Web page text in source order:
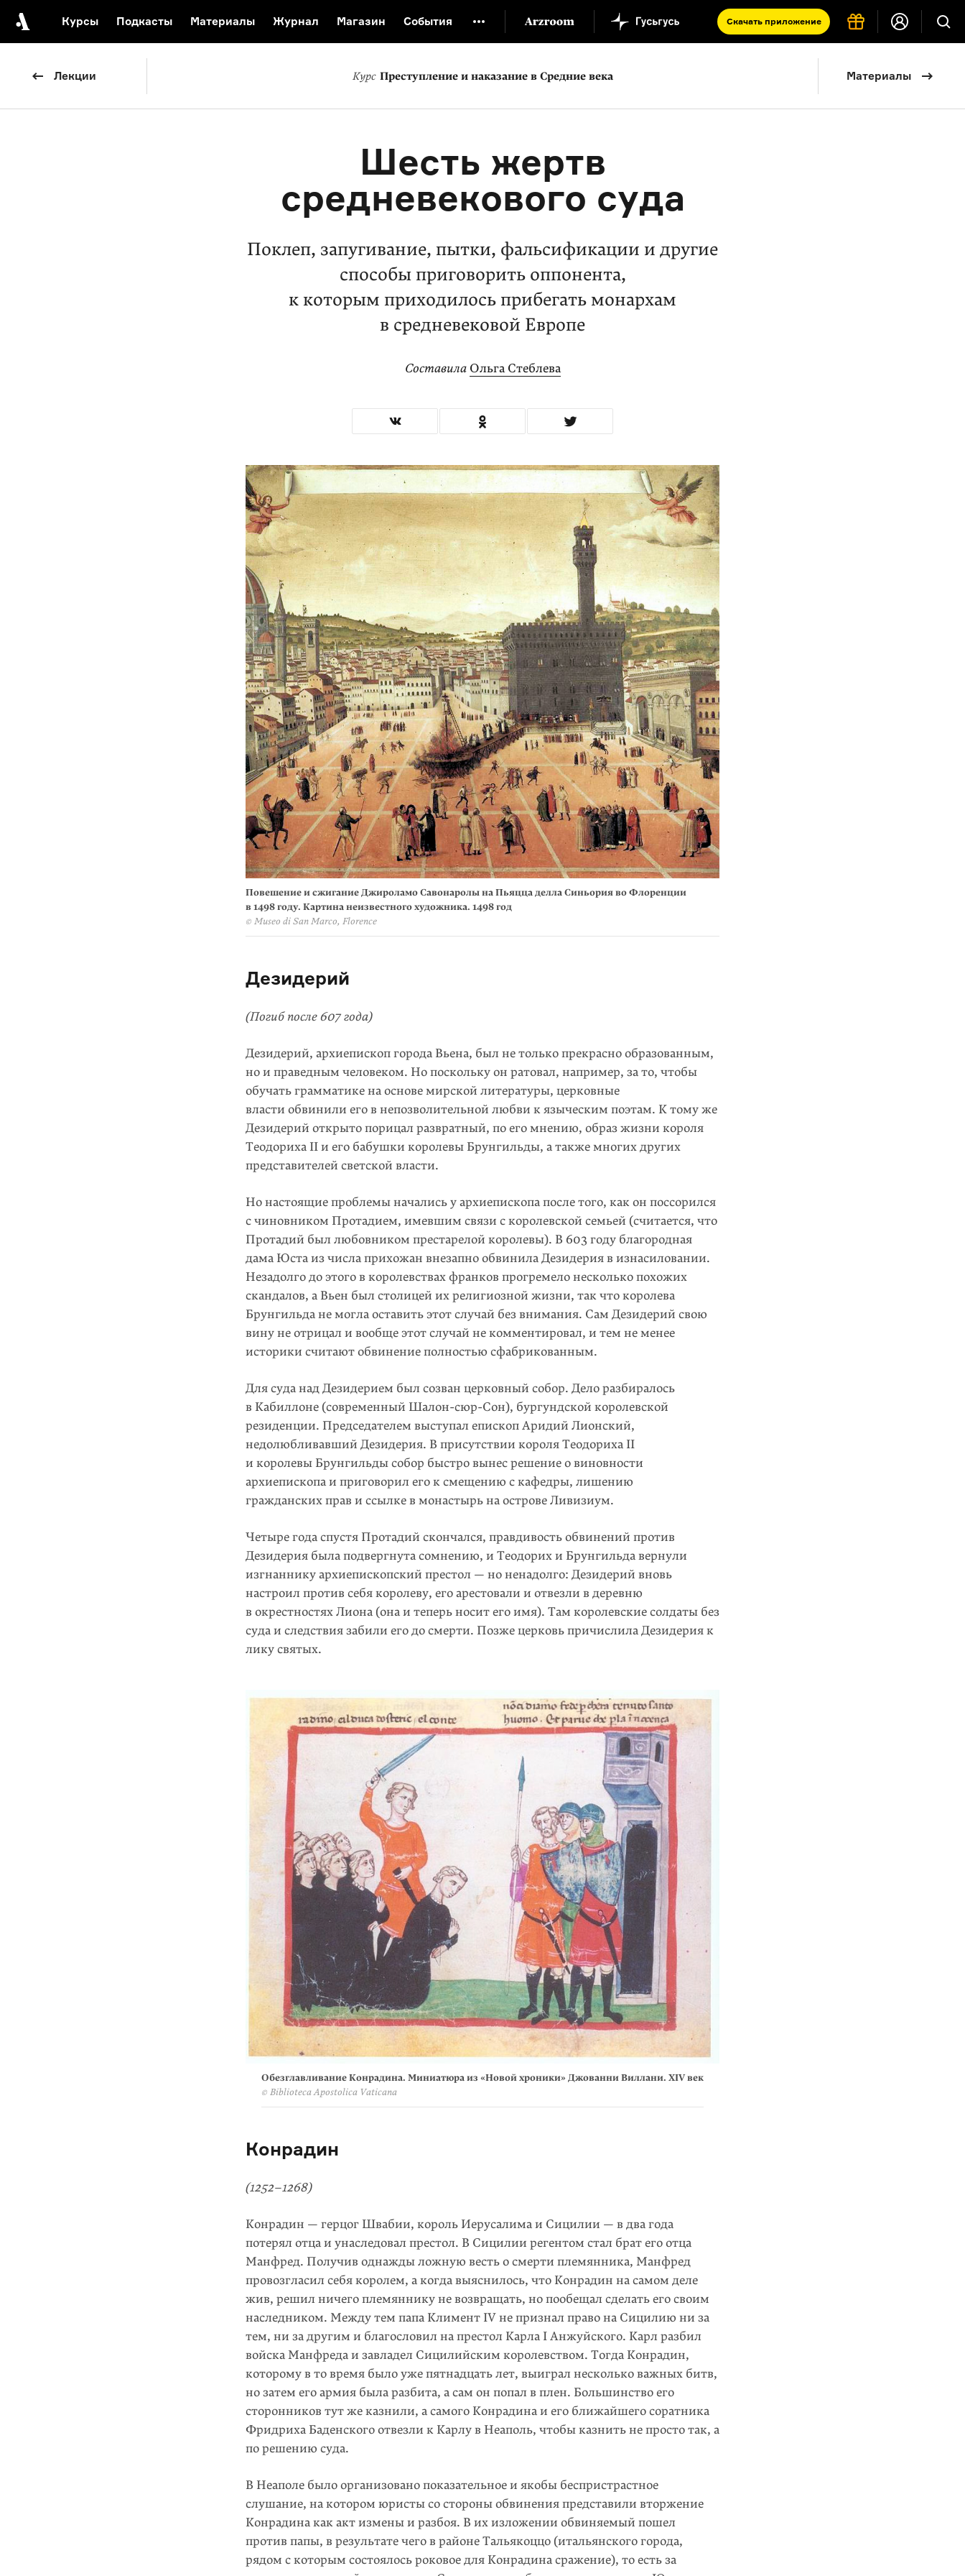
Курс Преступление и наказание в Средние века
Лекции Материалы
Курсы Подкасты Материалы Журнал Магазин События Скачать приложение
Видеоистория русской культуры
Русский язык от «гой еси» до «лол кек»
Шесть жертв
средневекового суда
Поклеп, запугивание, пытки, фальсификации и другие
способы приговорить оппонента,
к которым приходилось прибегать монархам
в средневековой Европе
Составила Ольга Стеблева
Повешение и сжигание Джироламо Савонаролы на Пьяцца делла Синьория во Флоренции
в 1498 году. Картина неизвестного художника. 1498 год
© Museo di San Marco, Florence
Дезидерий
(Погиб после 607 года)
Дезидерий, архиепископ города Вьена, был не только прекрасно образованным,
но и праведным человеком. Но поскольку он ратовал, например, за то, чтобы
обучать грамматике на основе мирской литературы, церковные
власти обвинили его в непозволительной любви к языческим поэтам. К тому же
Дезидерий открыто порицал развратный, по его мнению, образ жизни короля
Теодориха II и его бабушки королевы Брунгильды, а также многих других
представителей светской власти.
Но настоящие проблемы начались у архиепископа после того, как он поссорился
с чиновником Протадием, имевшим связи с королевской семьей (считается, что
Протадий был любовником престарелой королевы). В 603 году благородная
дама Юста из числа прихожан внезапно обвинила Дезидерия в изнасиловании.
Незадолго до этого в королевствах франков прогремело несколько похожих
скандалов, а Вьен был столицей их религиозной жизни, так что королева
Брунгильда не могла оставить этот случай без внимания. Сам Дезидерий свою
вину не отрицал и вообще этот случай не комментировал, и тем не менее
историки считают обвинение полностью сфабрикованным.
Для суда над Дезидерием был созван церковный собор. Дело разбиралось
в Кабиллоне (современный Шалон-сюр-Сон), бургундской королевской
резиденции. Председателем выступал епископ Аридий Лионский,
недолюбливавший Дезидерия. В присутствии короля Теодориха II
и королевы Брунгильды собор быстро вынес решение о виновности
архиепископа и приговорил его к смещению с кафедры, лишению
гражданских прав и ссылке в монастырь на острове Ливизиум.
Четыре года спустя Протадий скончался, правдивость обвинений против
Дезидерия была подвергнута сомнению, и Теодорих и Брунгильда вернули
изгнаннику архиепископский престол — но ненадолго: Дезидерий вновь
настроил против себя королеву, его арестовали и отвезли в деревню
в окрестностях Лиона (она и теперь носит его имя). Там королевские солдаты без
суда и следствия забили его до смерти. Позже церковь причислила Дезидерия к
лику святых.
Обезглавливание Конрадина. Миниатюра из «Новой хроники» Джованни Виллани. XIV век
© Biblioteca Apostolica Vaticana
Конрадин
(1252–1268)
Конрадин — герцог Швабии, король Иерусалима и Сицилии — в два года
потерял отца и унаследовал престол. В Сицилии регентом стал брат его отца
Манфред. Получив однажды ложную весть о смерти племянника, Манфред
провозгласил себя королем, а когда выяснилось, что Конрадин на самом деле
жив, решил ничего племяннику не возвращать, но пообещал сделать его своим
наследником. Между тем папа Климент IV не признал право на Сицилию ни за
тем, ни за другим и благословил на престол Карла I Анжуйского. Карл разбил
войска Манфреда и завладел Сицилийским королевством. Тогда Конрадин,
которому в то время было уже пятнадцать лет, выиграл несколько важных битв,
но затем его армия была разбита, а сам он попал в плен. Большинство его
сторонников тут же казнили, а самого Конрадина и его ближайшего соратника
Фридриха Баденского отвезли к Карлу в Неаполь, чтобы казнить не просто так, а
по решению суда.
В Неаполе было организовано показательное и якобы беспристрастное
слушание, на котором юристы со стороны обвинения представили вторжение
Конрадина как акт измены и разбоя. В их изложении обвиняемый пошел
против папы, в результате чего в районе Тальякоццо (итальянского города,
рядом с которым состоялось роковое для Конрадина сражение), то есть за